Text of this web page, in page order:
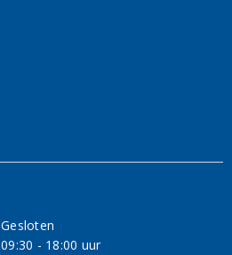
Gesloten
09:30 - 18:00 uur